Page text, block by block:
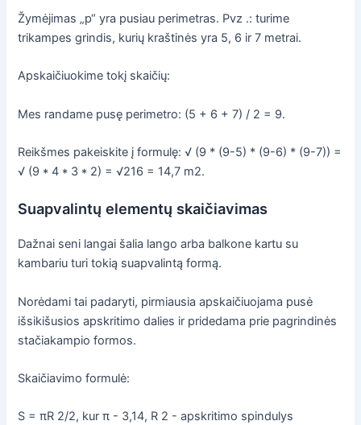
Žymėjimas „p“ yra pusiau perimetras. Pvz .: turime
trikampes grindis, kurių kraštinės yra 5, 6 ir 7 metrai.
Apskaičiuokime tokį skaičių:
Mes randame pusę perimetro: (5 + 6 + 7) / 2 = 9.
Reikšmes pakeiskite į formulę: √ (9 * (9-5) * (9-6) * (9-7)) =
√ (9 * 4 * 3 * 2) = √216 = 14,7 m2.
Suapvalintų elementų skaičiavimas
Dažnai seni langai šalia lango arba balkone kartu su
kambariu turi tokią suapvalintą formą.
Norėdami tai padaryti, pirmiausia apskaičiuojama pusė
išsikišusios apskritimo dalies ir pridedama prie pagrindinės
stačiakampio formos.
Skaičiavimo formulė:
S = πR 2/2, kur π - 3,14, R 2 - apskritimo spindulys